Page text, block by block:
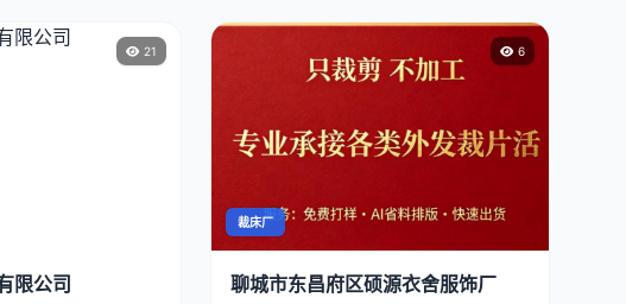
21
限公司
6
裁床厂
聊城市东昌府区硕源衣舍服饰厂